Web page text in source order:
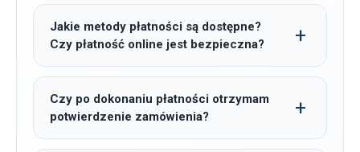
Jakie metody płatności są dostępne?
Czy płatność online jest bezpieczna?
Czy po dokonaniu płatności otrzymam
potwierdzenie zamówienia?